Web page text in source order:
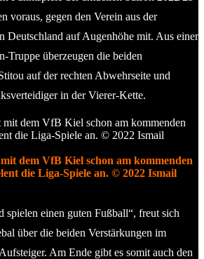
voraus, gegen den Verein aus der
Deutschland auf Augenhöhe mit. Aus einer
Truppe überzeugen die beiden
auf der rechten Abwehrseite und
in der Vierer-Kette.
dem VfB Kiel schon am kommenden
die Liga-Spiele an. © 2022 Ismail
spielen einen guten Fußball“, freut sich
über die beiden Verstärkungen im
Am Ende gibt es somit auch den